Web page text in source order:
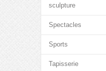
sculpture
Spectacles
Sports
Tapisserie